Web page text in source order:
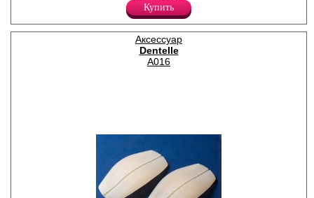
Купить
Аксессуар
Dentelle
A016